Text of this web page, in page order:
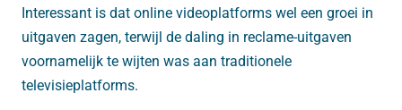
Interessant is dat online videoplatforms wel een groei in
uitgaven zagen, terwijl de daling in reclame-uitgaven
voornamelijk te wijten was aan traditionele
televisieplatforms.